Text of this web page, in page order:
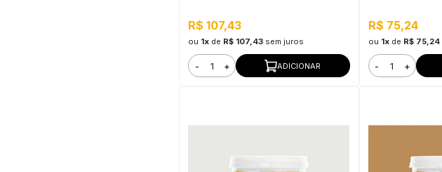
R$ 107,43
ou 1x de R$ 107,43 sem juros
- + ADICIONAR
R$ 75,24
ou 1xde R$ 75,24
- +